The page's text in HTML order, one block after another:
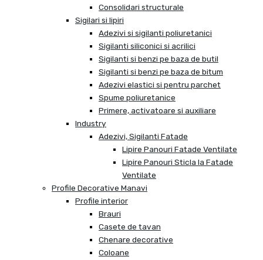
Consolidari structurale
Sigilari si lipiri
Adezivi si sigilanti poliuretanici
Sigilanti siliconici si acrilici
Sigilanti si benzi pe baza de butil
Sigilanti si benzi pe baza de bitum
Adezivi elastici si pentru parchet
Spume poliuretanice
Primere, activatoare si auxiliare
Industry
Adezivi, Sigilanti Fatade
Lipire Panouri Fatade Ventilate
Lipire Panouri Sticla la Fatade
Ventilate
Profile Decorative Manavi
Profile interior
Brauri
Casete de tavan
Chenare decorative
Coloane